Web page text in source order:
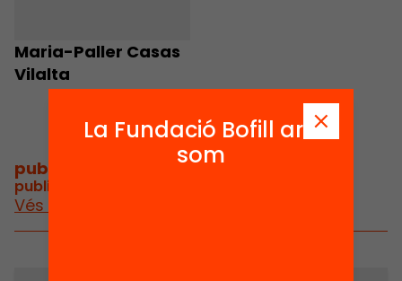
Maria-Paller Casas
Vilalta
publicacions i vídeos/
publicacions i vídeos relacionats
Vés a publicacions i vídeos
La Fundació Bofill ara
som